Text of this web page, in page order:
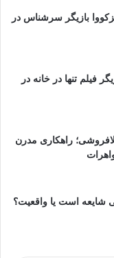
بازیگر سرشناس در
فیلم تنها در خانه در
راهکاری مدرن
شایعه است یا واقعیت؟